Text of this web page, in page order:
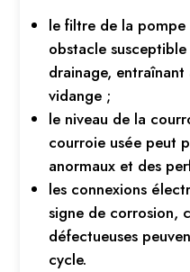
le filtre de la
obstacle
drainage,
vidange ;
le niveau de la
courroie usée peut
anormaux et des
les connexions
signe de corrosion,
défectueuses
cycle.